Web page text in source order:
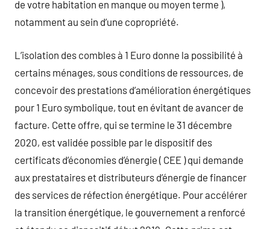
de votre habitation en manque ou moyen terme ),
notamment au sein d’une copropriété.
L’isolation des combles à 1 Euro donne la possibilité à
certains ménages, sous conditions de ressources, de
concevoir des prestations d’amélioration énergétiques
pour 1 Euro symbolique, tout en évitant de avancer de
facture. Cette offre, qui se termine le 31 décembre
2020, est validée possible par le dispositif des
certificats d’économies d’énergie ( CEE ) qui demande
aux prestataires et distributeurs d’énergie de financer
des services de réfection énergétique. Pour accélérer
la transition énergétique, le gouvernement a renforcé